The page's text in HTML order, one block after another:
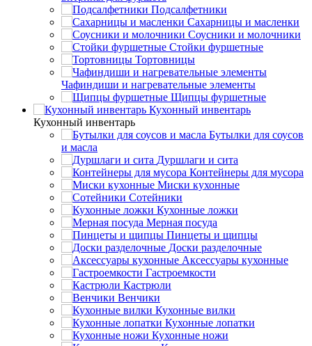
Подсалфетники
Сахарницы и масленки
Соусники и молочники
Стойки фуршетные
Тортовницы
Чафиндиши и нагревательные элементы
Щипцы фуршетные
Кухонный инвентарь
Кухонный инвентарь
Бутылки для соусов
и масла
Дуршлаги и сита
Контейнеры для мусора
Миски кухонные
Сотейники
Кухонные ложки
Мерная посуда
Пинцеты и щипцы
Доски разделочные
Аксессуары кухонные
Гастроемкости
Кастрюли
Венчики
Кухонные вилки
Кухонные лопатки
Кухонные ножи